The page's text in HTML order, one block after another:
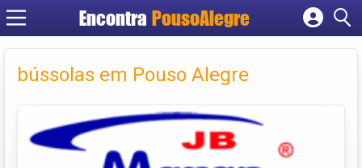
Encontra PousoAlegre
Cadastrar empresa
Criar conta
bússolas em Pouso Alegre